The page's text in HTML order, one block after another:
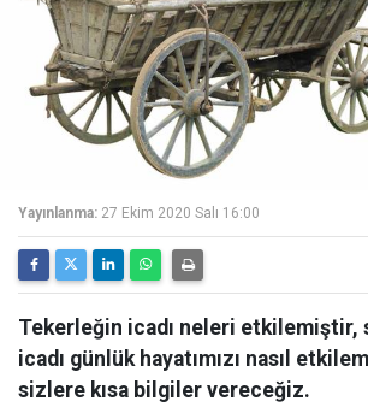
Yayınlanma: 27 Ekim 2020 Salı 16:00
Tekerleğin icadı neleri etkilemiştir,
icadı günlük hayatımızı nasıl
sizlere kısa bilgiler vereceğiz.